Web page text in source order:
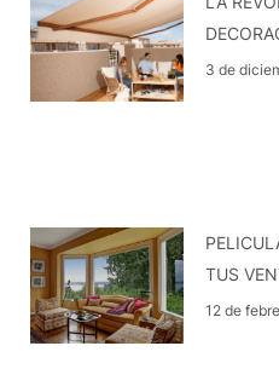
3 de
TUS
12 de